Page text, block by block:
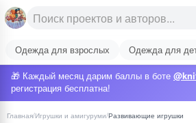
Одежда для взрослых Одежда для
🎁 Каждый месяц дарим баллы в боте
регистрация бесплатна!
Главная/Игрушки и амигуруми/Развивающие игрушки